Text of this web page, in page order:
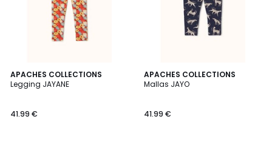
APACHES COLLECTIONS
Legging JAYANE
41.99 €
APACHES COLLECTIONS
Mallas JAYO
41.99 €